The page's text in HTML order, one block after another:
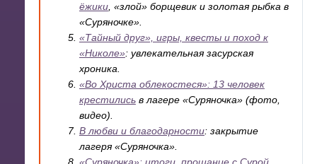
ёжики, «злой» борщевик и золотая рыбка в
«Суряночке».
«Тайный друг», игры, квесты и поход к
«Николе»: увлекательная засурская
хроника.
«Во Христа облекостеся»: 13 человек
крестилисьв лагере «Суряночка» (фото,
видео).
В любви и благодарности: закрытие
лагеря «Суряночка».